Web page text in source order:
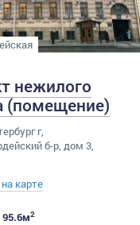
нежилого
(помещение)
г,
б-р, дом 3,
карте
95.6м2